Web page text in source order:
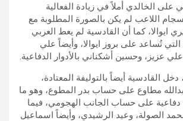
على الخالدي أملاً في زيادة الفعالية
اللاعب لم يكن بالصورة المطلوبة مع
ايوالا، كما أن القادسية لم يعط العربي
تُساعد على بروز ايوالا، وأيضاً علي
عزيز، وحسين أشكناني بالأدوار الدفاعية.
القادسية أيضاً بالتوليفة المعتادة،
مطاوع على حساب بدر المطوع، وهو ما
دفاعية على حساب الجانب الهجومي، فيما
الصولة، وعيد الرشيدي، وأيضاً اسماعيل